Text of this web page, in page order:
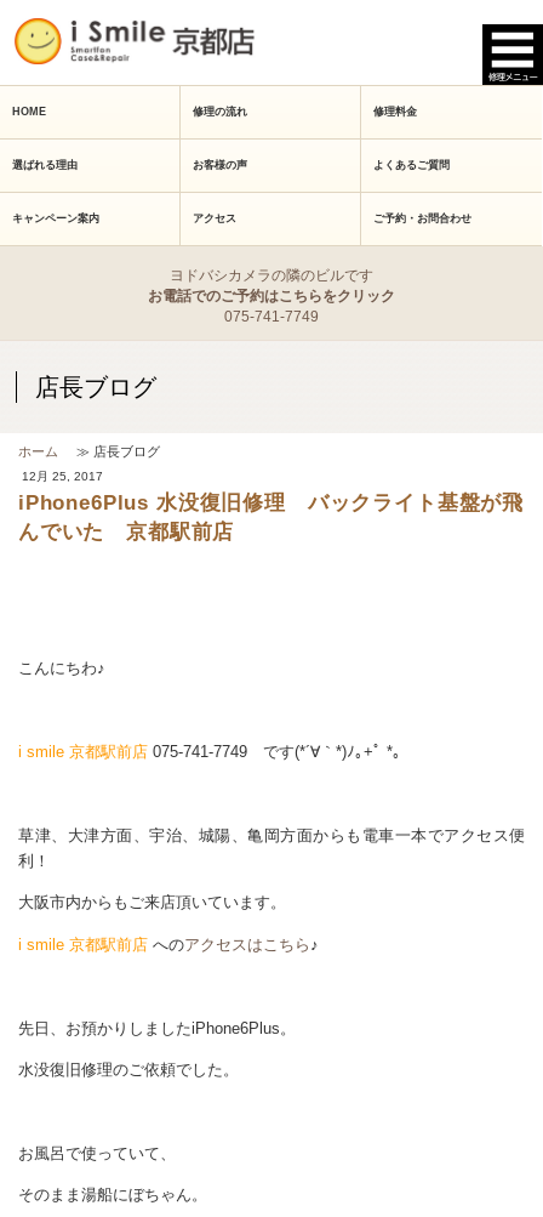
HOME 修理の流れ 修理料金
選ばれる理由 お客様の声 よくあるご質問
キャンペーン案内 アクセス ご予約・お問合わせ
ヨドバシカメラの隣のビルです
お電話でのご予約はこちらをクリック
075-741-7749
店長ブログ
ホーム ≫ 店長ブログ
12月 25, 2017
iPhone6Plus 水没復旧修理 バックライト基盤が飛
んでいた 京都駅前店
こんにちわ♪
i smile 京都駅前店 075-741-7749 です(*´∀｀*)ﾉ｡+ﾟ *｡
草津、大津方面、宇治、城陽、亀岡方面からも電車一本でアクセス便
利！
大阪市内からもご来店頂いています。
i smile 京都駅前店 へのアクセスはこちら ♪
先日、お預かりしましたiPhone6Plus。
水没復旧修理のご依頼でした。
お風呂で使っていて、
そのまま湯船にぼちゃん。